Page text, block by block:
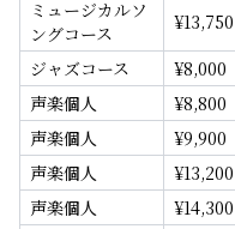
ミュージカルソ
ングコース
¥13,750
ジャズコース
¥8,000
声楽個人
¥8,800
声楽個人
¥9,900
声楽個人
¥13,200
声楽個人
¥14,300